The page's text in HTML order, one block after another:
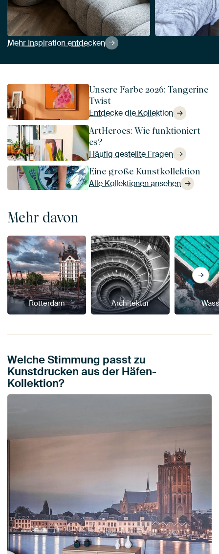
Mehr Inspiration entdecken
Unsere Farbe 2026: Tangerine
Twist
Entdecke die Kollektion
ArtHeroes: Wie funktioniert
es?
Häufig gestellte Fragen
Eine große Kunstkollektion
Alle Kollektionen ansehen
Mehr davon
Rotterdam Architektur
Welche Stimmung passt zu
Kunstdrucken aus der Häfen-
Kollektion?